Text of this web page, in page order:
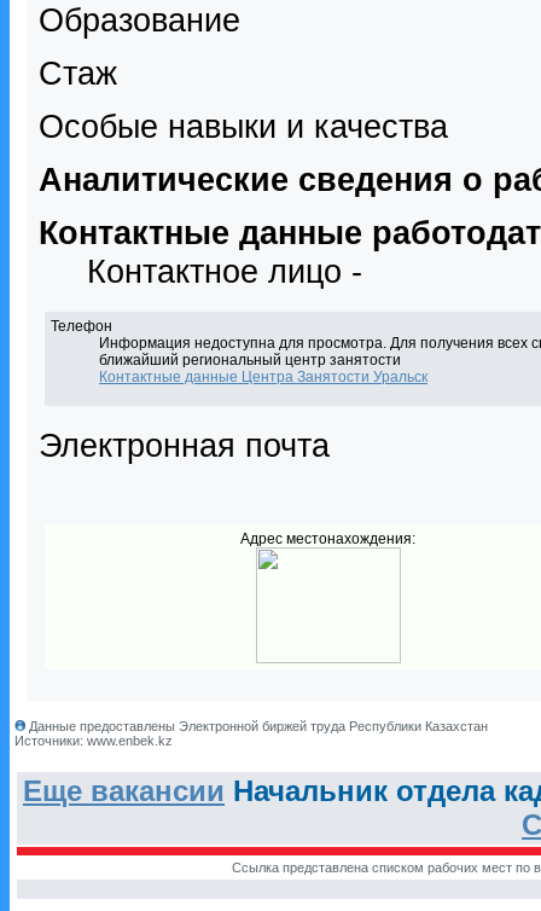
Образование
Стаж
Особые навыки и качества
Аналитические сведения о
Контактные данные
Контактное лицо -
Телефон
Информация недоступна для просмотра. Для получения всех
ближайший региональный центр занятости
Контактные данные Центра Занятости Уральск
Электронная почта
Адрес местонахождения:
Данные предоставлены Электронной биржей труда Республики Казахстан
Источники: www.enbek.kz
Еще вакансии Начальник отдела
Ссылка представлена списком рабочих мест по